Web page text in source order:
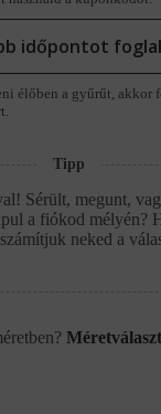
időpontot
élőben a gyűrűt,
Tipp
Sérült, megunt,
a fiókod mélyén?
neked a